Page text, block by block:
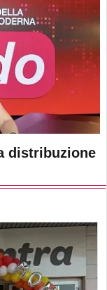
distribuzione